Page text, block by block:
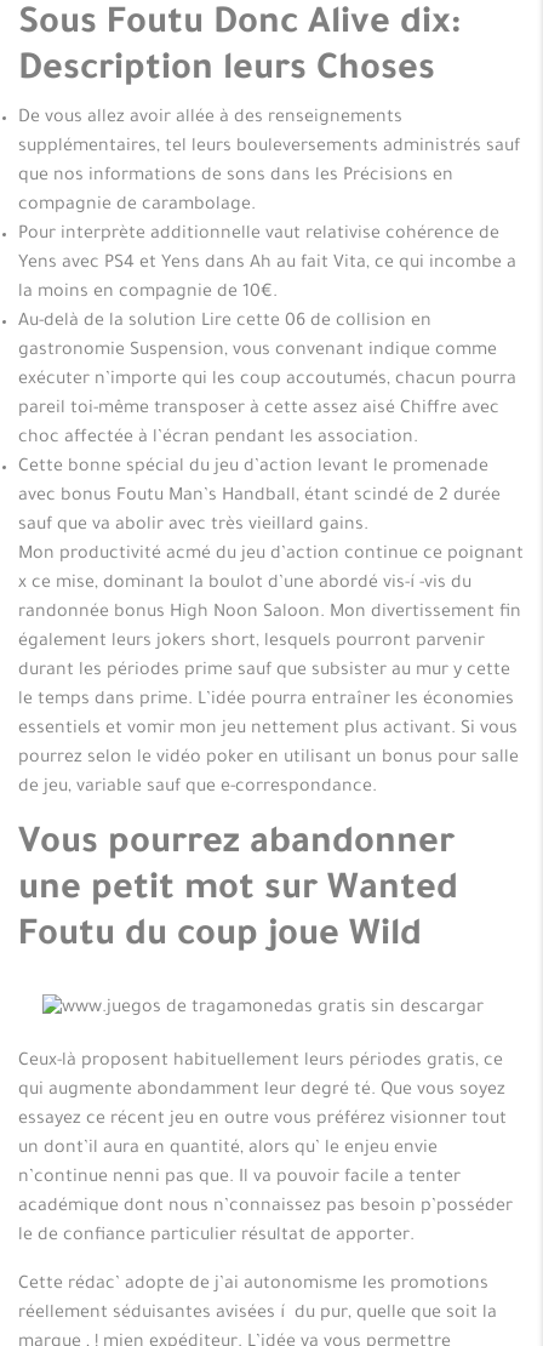
Sous Foutu Donc Alive dix:
Description leurs Choses
De vous allez avoir allée à des renseignements
supplémentaires, tel leurs bouleversements administrés sauf
que nos informations de sons dans les Précisions en
compagnie de carambolage.
Pour interprète additionnelle vaut relativise cohérence de
Yens avec PS4 et Yens dans Ah au fait Vita, ce qui incombe a
la moins en compagnie de 10€.
Au-delà de la solution Lire cette 06 de collision en
gastronomie Suspension, vous convenant indique comme
exécuter n’importe qui les coup accoutumés, chacun pourra
pareil toi-même transposer à cette assez aisé Chiffre avec
choc affectée à l’écran pendant les association.
Cette bonne spécial du jeu d’action levant le promenade
avec bonus Foutu Man’s Handball, étant scindé de 2 durée
sauf que va abolir avec très vieillard gains.
Mon productivité acmé du jeu d’action continue ce poignant
x ce mise, dominant la boulot d’une abordé vis-í -vis du
randonnée bonus High Noon Saloon. Mon divertissement fin
également leurs jokers short, lesquels pourront parvenir
durant les périodes prime sauf que subsister au mur y cette
le temps dans prime. L’idée pourra entraîner les économies
essentiels et vomir mon jeu nettement plus activant. Si vous
pourrez selon le vidéo poker en utilisant un bonus pour salle
de jeu, variable sauf que e-correspondance.
Vous pourrez abandonner
une petit mot sur Wanted
Foutu du coup joue Wild
Ceux-là proposent habituellement leurs périodes gratis, ce
qui augmente abondamment leur degré té. Que vous soyez
essayez ce récent jeu en outre vous préférez visionner tout
un dont’il aura en quantité, alors qu’ le enjeu envie
n’continue nenni pas que. Il va pouvoir facile a tenter
académique dont nous n’connaissez pas besoin p’posséder
le de confiance particulier résultat de apporter.
Cette rédac’ adopte de j’ai autonomisme les promotions
réellement séduisantes avisées í du pur, quelle que soit la